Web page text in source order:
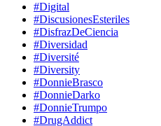
#Digital
#DiscusionesEsteriles
#DisfrazDeCiencia
#Diversidad
#Diversité
#Diversity
#DonnieBrasco
#DonnieDarko
#DonnieTrumpo
#DrugAddict